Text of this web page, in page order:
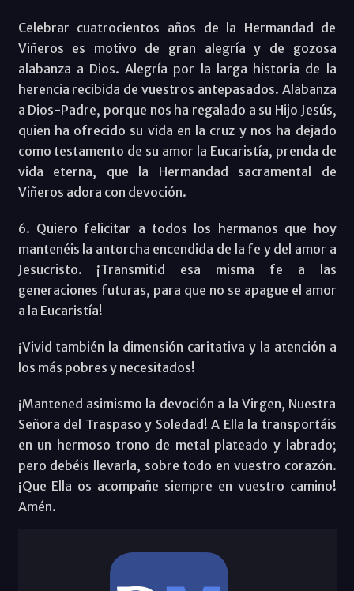
Celebrar cuatrocientos años de la Hermandad de
Viñeros es motivo de gran alegría y de gozosa
alabanza a Dios. Alegría por la larga historia de la
herencia recibida de vuestros antepasados. Alabanza
a Dios-Padre, porque nos ha regalado a su Hijo Jesús,
quien ha ofrecido su vida en la cruz y nos ha dejado
como testamento de su amor la Eucaristía, prenda de
vida eterna, que la Hermandad sacramental de
Viñeros adora con devoción.
6. Quiero felicitar a todos los hermanos que hoy
mantenéis la antorcha encendida de la fe y del amor a
Jesucristo. ¡Transmitid esa misma fe a las
generaciones futuras, para que no se apague el amor
a la Eucaristía!
¡Vivid también la dimensión caritativa y la atención a
los más pobres y necesitados!
¡Mantened asimismo la devoción a la Virgen, Nuestra
Señora del Traspaso y Soledad! A Ella la transportáis
en un hermoso trono de metal plateado y labrado;
pero debéis llevarla, sobre todo en vuestro corazón.
¡Que Ella os acompañe siempre en vuestro camino!
Amén.